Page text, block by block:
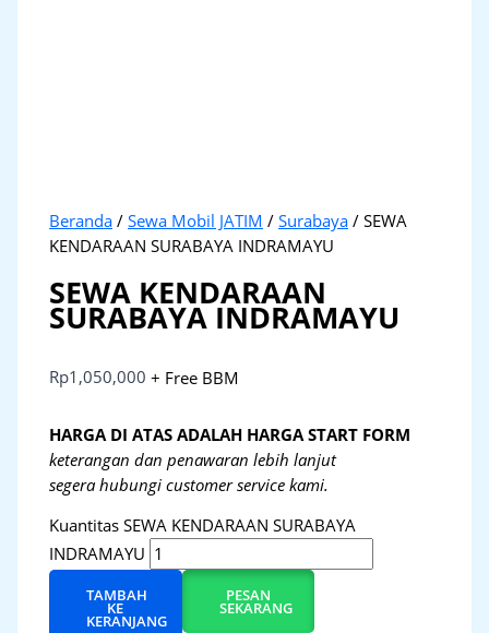
Beranda /Sewa Mobil JATIM /Surabaya / SEWA
KENDARAAN SURABAYA INDRAMAYU
SEWA KENDARAAN
SURABAYA INDRAMAYU
Rp1,050,000 + Free BBM
HARGA DI ATAS ADALAH HARGA START FORM
keterangan dan penawaran lebih lanjut
segera hubungi customer service kami.
Kuantitas SEWA KENDARAAN SURABAYA
INDRAMAYU
TAMBAH
KE
KERANJANG
PESAN
SEKARANG